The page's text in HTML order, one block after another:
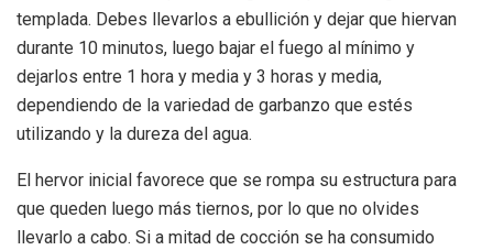
templada. Debes llevarlos a ebullición y dejar que hiervan
durante 10 minutos, luego bajar el fuego al mínimo y
dejarlos entre 1 hora y media y 3 horas y media,
dependiendo de la variedad de garbanzo que estés
utilizando y la dureza del agua.
El hervor inicial favorece que se rompa su estructura para
que queden luego más tiernos, por lo que no olvides
llevarlo a cabo. Si a mitad de cocción se ha consumido